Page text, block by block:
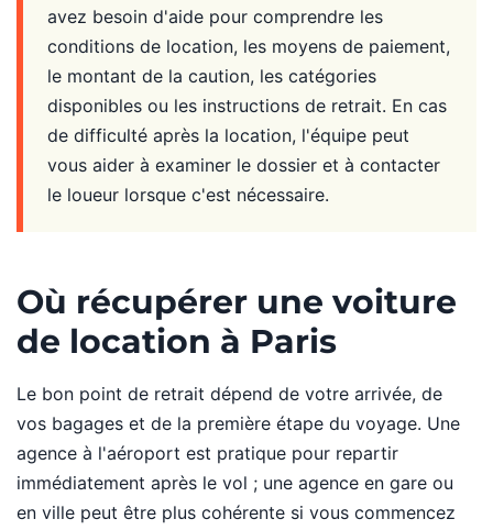
avez besoin d'aide pour comprendre les
conditions de location, les moyens de paiement,
le montant de la caution, les catégories
disponibles ou les instructions de retrait. En cas
de difficulté après la location, l'équipe peut
vous aider à examiner le dossier et à contacter
le loueur lorsque c'est nécessaire.
Où récupérer une voiture
de location à Paris
Le bon point de retrait dépend de votre arrivée, de
vos bagages et de la première étape du voyage. Une
agence à l'aéroport est pratique pour repartir
immédiatement après le vol ; une agence en gare ou
en ville peut être plus cohérente si vous commencez